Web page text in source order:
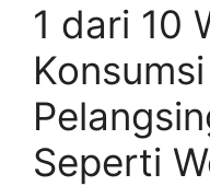
1 dari 10
Seperti